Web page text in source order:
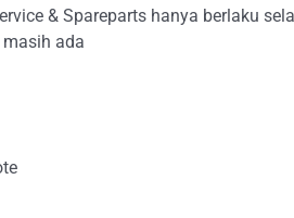
& Spareparts hanya berlaku
ada